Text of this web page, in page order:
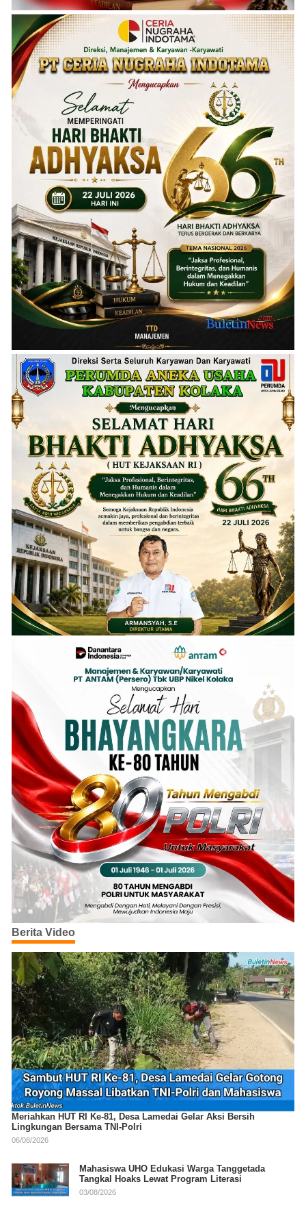
Berita Video
Meriahkan HUT RI Ke-81, Desa Lamedai Gelar Aksi Bersih
Lingkungan Bersama TNI-Polri
06/08/2026
Mahasiswa UHO Edukasi Warga Tanggetada
Tangkal Hoaks Lewat Program Literasi
03/08/2026